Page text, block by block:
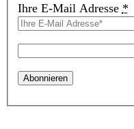
Ihre E-Mail Adresse *